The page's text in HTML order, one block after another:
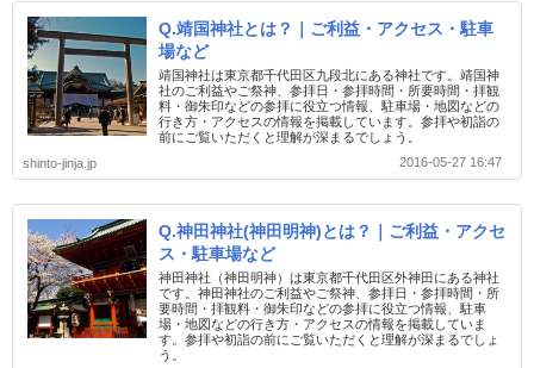
Q.靖国神社とは？｜ご利益・アクセス・駐車
場など
靖国神社は東京都千代田区九段北にある神社です。靖国神
社のご利益やご祭神、参拝日・参拝時間・所要時間・拝観
料・御朱印などの参拝に役立つ情報、駐車場・地図などの
行き方・アクセスの情報を掲載しています。参拝や初詣の
前にご覧いただくと理解が深まるでしょう。
shinto-jinja.jp
2016-05-27 16:47
Q.神田神社(神田明神)とは？｜ご利益・アクセ
ス・駐車場など
神田神社（神田明神）は東京都千代田区外神田にある神社
です。神田神社のご利益やご祭神、参拝日・参拝時間・所
要時間・拝観料・御朱印などの参拝に役立つ情報、駐車
場・地図などの行き方・アクセスの情報を掲載していま
す。参拝や初詣の前にご覧いただくと理解が深まるでしょ
う。